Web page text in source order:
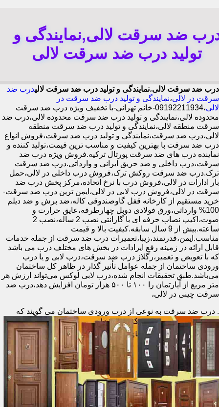
ضد سرقت لالی,نمایندگی و
تولید درب ضد سرقت لالی
درب ضد سرقت لالی،نمایندگی و تولید درب ضد سرقت لالیدرب ضد
سرقت در لالی،نمایندگی و تولید درب ضد سرقت در
لالی
،09192211934-خانم تهرانی-با تخفیف ویژه درب ضد سرقت
محدوده لالی،نمایندگی و تولید درب ضد سرقت محدوده لالی،درب ضد
سرقت منطقه لالی،نمایندگی و تولید درب ضد سرقت منطقه
لالی،درب ضد سرقت،نمایندگی و تولید درب ضد سرقت،فروش انواع
درب ضد سرقت با بهترین کیفیت و مناسب ترین قیمت،تولید کننده و
نماینده درب های ضد سرقت پورتال ترکیه.فروش ویژه درب ضد
سرقت،درب داخلی و ضد حریق ایرانی و وارداتی.درب ضد سرقت
ترک.درب ضد سرقت روکش ترک،فروش درب داخلی در لالی،حمل
بار ادارات در لالی،فروش درب با نرخ اتحاده،مرکز پخش درب ضد
سرقت در لالی،فروش درب لابی در لالی،ایمن ترین درب ضد سرقت-
خرید مستقیم از کارخانه قفل گاوصندوقی کاله،ضد برش و ضد دیلم
100% وارداتی،ورق فولادی دوبل چهارطرفه،عایق حرارت و
صوت،اکیپ نصاب حرفه ای با گارانتی نصب 2 ساله،نصب 2
ساعته.بیش از 9 سال سابقه.کیفیت بالا و قیمت
مناسب.ایمن،قدرتمند،زیبا،تعمیرات درب ضد سرقت از جمله خدمات
قابل ارائه در زمینه رفع ایرادات در بخش های مختلف درب می باشد
که با تعویض و تعمیر،رگلاژ درب ضد سرقت،درب لابی و یا درب
ورودی ساختمان از جمله عوامل تأثیر گذار در ظاهر کل ساختمان
می‌باشد.طبق تحقیقات انجام شده،درب لابی لوکس می‌تواند ارزش هر
متر مربع از آپارتمان را ۱۰۰ تا ۵۰۰ هزار تومان افزایش دهد،درب ضد
سرقت چینی در لالی،
. درب ضد سرقت به نوعی از درب ورودی ساختمان می گویند که